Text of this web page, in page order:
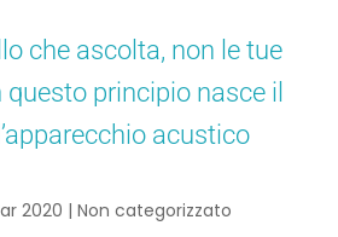
che ascolta, non le tue
questo principio nasce il
acustico
2020 | Non categorizzato